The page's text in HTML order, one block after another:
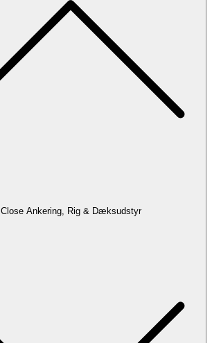
Close Ankering, Rig & Dæksudstyr